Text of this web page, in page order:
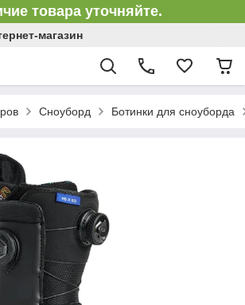
товара уточняйте.
магазин
Сноуборд Ботинки для сноуборда